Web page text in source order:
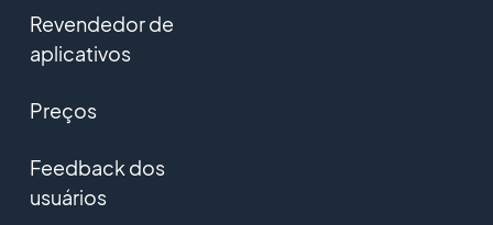
Revendedor de
aplicativos
Preços
Feedback dos
usuários